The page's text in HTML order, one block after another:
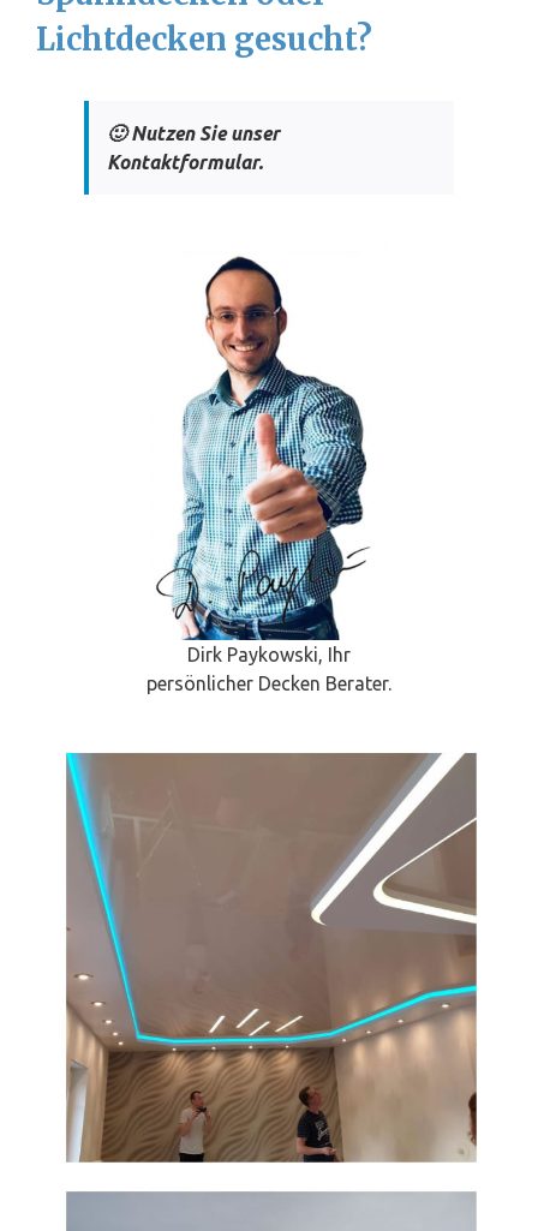
Lichtdecken gesucht?
🙂 Nutzen Sie unser
Kontaktformular.
Dirk Paykowski, Ihr
persönlicher Decken Berater.